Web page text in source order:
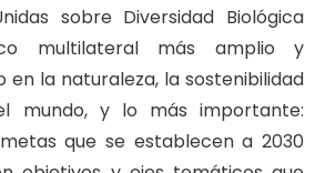
sobre Diversidad Biológica
multilateral más amplio y
la naturaleza, la sostenibilidad
mundo, y lo más importante:
que se establecen a 2030